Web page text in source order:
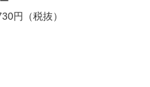
円（税抜）